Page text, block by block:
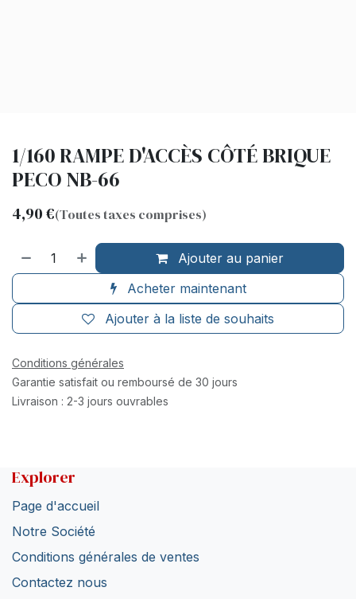
1/160 RAMPE D'ACCÈS CÔTÉ BRIQUE
PECO NB-66
4,90€(Toutes taxes comprises)
Ajouter au panier
Acheter maintenant
Ajouter à la liste de souhaits
Conditions générales
Garantie satisfait ou remboursé de 30 jours
Livraison : 2-3 jours ouvrables
Explorer
Page d'accueil
Notre Société
Conditions générales de ventes
Contactez nous